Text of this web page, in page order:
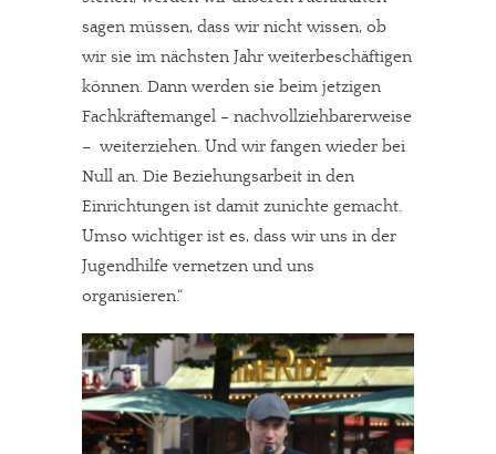
sagen müssen, dass wir nicht wissen, ob
wir sie im nächsten Jahr weiterbeschäftigen
können. Dann werden sie beim jetzigen
Fachkräftemangel – nachvollziehbarerweise
– weiterziehen. Und wir fangen wieder bei
Null an. Die Beziehungsarbeit in den
Einrichtungen ist damit zunichte gemacht.
Umso wichtiger ist es, dass wir uns in der
Jugendhilfe vernetzen und uns
organisieren.“